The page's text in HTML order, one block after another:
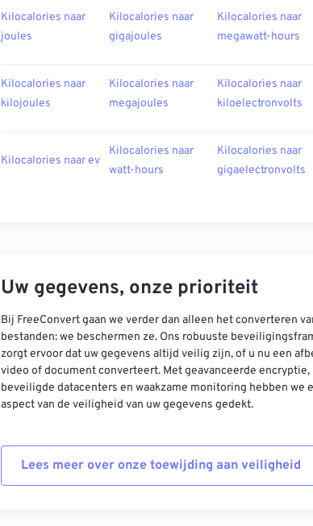
Kilocalories naar
joules
Kilocalories naar
gigajoules
Kilocalories naar
megawatt-hours
Kilocalories naar
kilojoules
Kilocalories naar
megajoules
Kilocalories naar
kiloelectronvolts
Kilocalories naar ev
Kilocalories naar
watt-hours
Kilocalories naar
gigaelectronvolts
Uw gegevens, onze prioriteit
Bij FreeConvert gaan we verder dan alleen het converteren
bestanden: we beschermen ze. Ons robuuste
zorgt ervoor dat uw gegevens altijd veilig zijn, of u nu een
video of document converteert. Met geavanceerde encryptie,
beveiligde datacenters en waakzame monitoring hebben we
aspect van de veiligheid van uw gegevens gedekt.
Lees meer over onze toewijding aan veiligheid